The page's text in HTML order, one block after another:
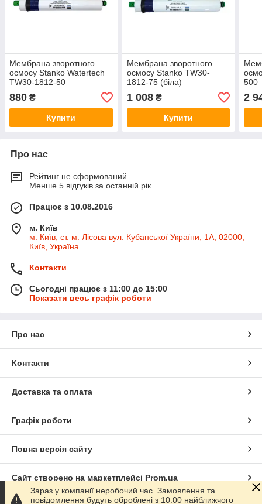
Мембрана зворотного
осмосу Stanko Watertech
TW30-1812-50
880 ₴
Купити
Мембрана зворотного
осмосу Stanko TW30-
1812-75 (біла)
1 008₴
Купити
500
2
Про нас
Рейтинг не сформований
Менше 5 відгуків за останній рік
Працює з 10.08.2016
м. Київ
м. Київ, ст. м. Лісова вул. Кубанської України, 1А, 02000,
Київ, Україна
Контакти
Сьогодні працює з 11:00 до 15:00
Показати весь графік роботи
Про нас
Контакти
Доставка та оплата
Графік роботи
Повна версія сайту
Сайт створено на маркетплейсі Prom.ua
Зараз у компанії неробочий час. Замовлення та
повідомлення будуть оброблені з 10:00 найближчого